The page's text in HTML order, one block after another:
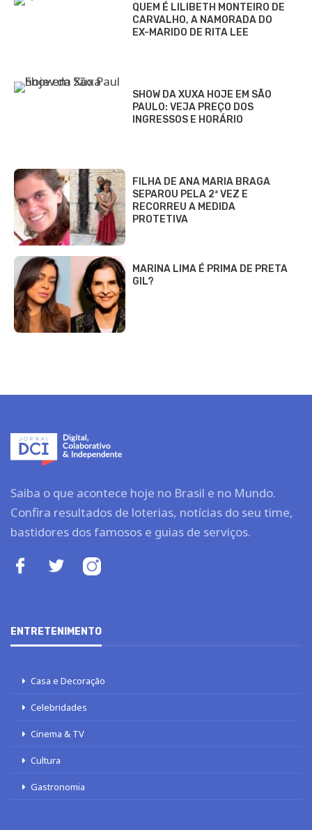
QUEM É LILIBETH MONTEIRO DE
CARVALHO, A NAMORADA DO
EX-MARIDO DE RITA LEE
SHOW DA XUXA HOJE EM SÃO
PAULO: VEJA PREÇO DOS
INGRESSOS E HORÁRIO
FILHA DE ANA MARIA BRAGA
SEPAROU PELA 2ª VEZ E
RECORREU A MEDIDA
PROTETIVA
MARINA LIMA É PRIMA DE PRETA
GIL?
Saiba o que acontece hoje no Brasil e no Mundo.
Confira resultados de loterias, notícias do seu time,
bastidores dos famosos e guias de serviços.
ENTRETENIMENTO
Casa e Decoração
Celebridades
Cinema & TV
Cultura
Gastronomia